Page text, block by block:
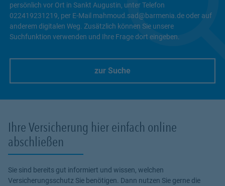
persönlich vor Ort in Sankt Augustin, unter Telefon
022419231219, per E-Mail mahmoud.sad@barmenia.de oder auf
anderem digitalen Weg. Zusätzlich können Sie unsere
Suchfunktion verwenden und Ihre Frage dort eingeben.
zur Suche
Ihre Versicherung hier einfach online
abschließen
Sie sind bereits gut informiert und wissen, welchen
Versicherungsschutz Sie benötigen. Dann nutzen Sie gerne die